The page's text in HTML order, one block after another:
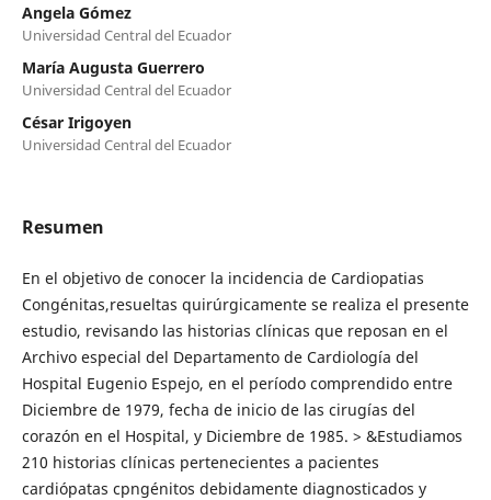
Angela Gómez
Universidad Central del Ecuador
María Augusta Guerrero
Universidad Central del Ecuador
César Irigoyen
Universidad Central del Ecuador
Resumen
En el objetivo de conocer la incidencia de Cardiopatias
Congénitas,resueltas quirúrgicamente se realiza el presente
estudio, revisando las historias clínicas que reposan en el
Archivo especial del Departamento de Cardiología del
Hospital Eugenio Espejo, en el período comprendido entre
Diciembre de 1979, fecha de inicio de las cirugías del
corazón en el Hospital, y Diciembre de 1985. > &Estudiamos
210 historias clínicas pertenecientes a pacientes
cardiópatas cpngénitos debidamente diagnosticados y